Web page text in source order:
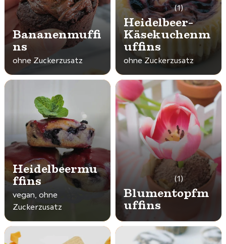
Bananenmuffi
ns
ohne Zuckerzusatz
(1)
Heidelbeer-
Käsekuchenm
uffins
ohne Zuckerzusatz
Heidelbeermu
ffins
vegan, ohne
Zuckerzusatz
(1)
Blumentopfm
uffins